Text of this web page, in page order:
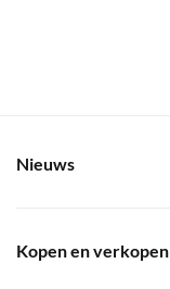
Nieuws
Kopen en verkopen